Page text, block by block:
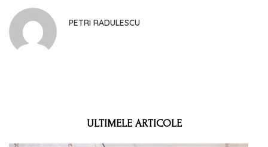
PETRI RADULESCU
ULTIMELE ARTICOLE